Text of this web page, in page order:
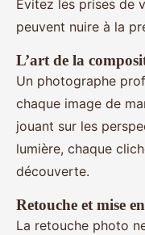
Évitez les prises de
peuvent nuire à la
L’art de la
Un photographe
chaque image de
jouant sur les
lumière, chaque
découverte.
Retouche et mise
La retouche photo